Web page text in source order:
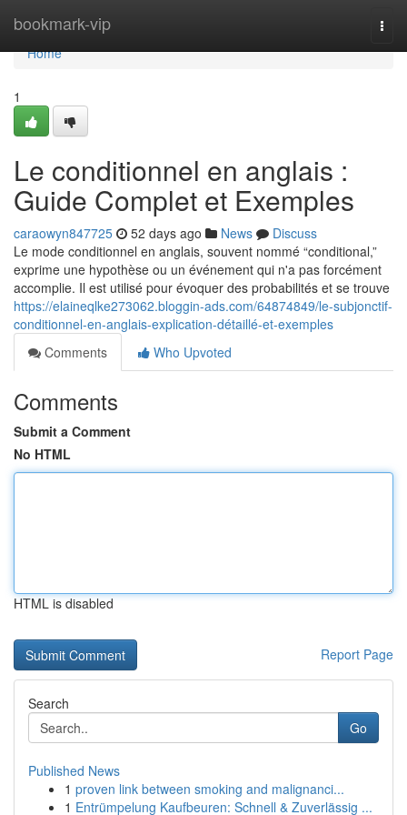
bookmark-vip
Home
Home
1
Le conditionnel en anglais :
Guide Complet et Exemples
caraowyn847725 52 days ago News
Discuss
Le mode conditionnel en anglais, souvent nommé “conditional,”
exprime une hypothèse ou un événement qui n'a pas forcément
accomplie. Il est utilisé pour évoquer des probabilités et se trouve
https://elaineqlke273062.bloggin-ads.com/64874849/le-subjonctif-
conditionnel-en-anglais-explication-détaillé-et-exemples
Comments
Who Upvoted
Comments
Submit a Comment
No HTML
HTML is disabled
Report Page
Search
Go
Published News
1 proven link between smoking and malignanci...
1 Entrümpelung Kaufbeuren: Schnell & Zuverlässig ...